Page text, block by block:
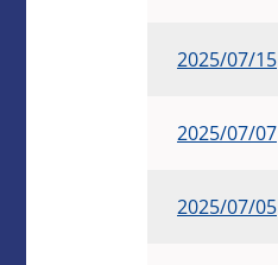
2025/07/15
2025/07/07
2025/07/05